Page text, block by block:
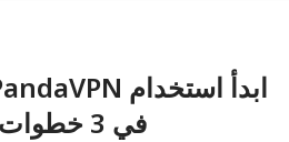
في 3 خطوات سهلة